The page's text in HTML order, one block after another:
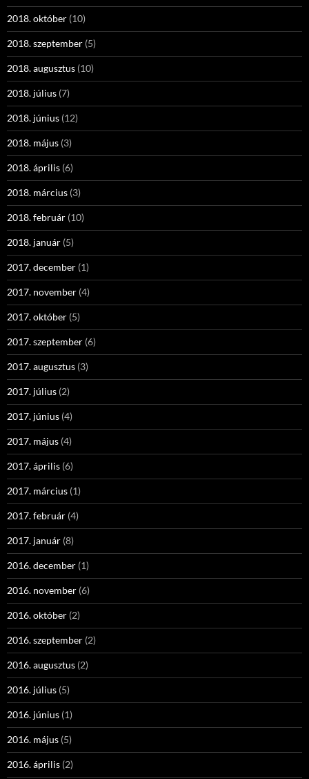
2018. október (10)
2018. szeptember (5)
2018. augusztus (10)
2018. július (7)
2018. június (12)
2018. május (3)
2018. április (6)
2018. március (3)
2018. február (10)
2018. január (5)
2017. december (1)
2017. november (4)
2017. október (5)
2017. szeptember (6)
2017. augusztus (3)
2017. július (2)
2017. június (4)
2017. május (4)
2017. április (6)
2017. március (1)
2017. február (4)
2017. január (8)
2016. december (1)
2016. november (6)
2016. október (2)
2016. szeptember (2)
2016. augusztus (2)
2016. július (5)
2016. június (1)
2016. május (5)
2016. április (2)